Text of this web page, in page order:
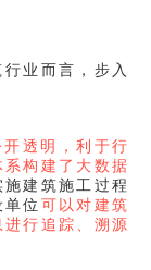
业而言，步入
透明，利于行
构建了大数据
建筑施工过程
位 可以对建筑
行追踪、溯源